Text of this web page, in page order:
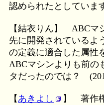
認められたとしていま
【結衣りん】 ABCマ
先に開発されているよ
の定義に適合した属性
ABCマシンよりも前の
タだったのでは？
【 あきよし 】 著作